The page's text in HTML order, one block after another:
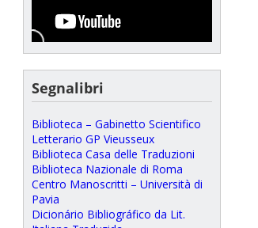
Segnalibri
Biblioteca – Gabinetto Scientifico
Letterario GP Vieusseux
Biblioteca Casa delle Traduzioni
Biblioteca Nazionale di Roma
Centro Manoscritti – Università di
Pavia
Dicionário Bibliográfico da Lit.